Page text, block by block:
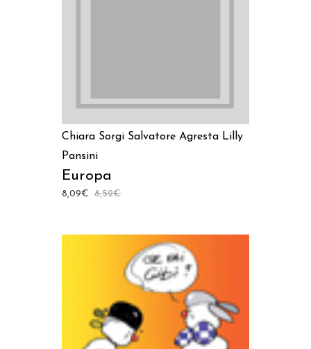
Chiara Sorgi Salvatore Agresta Lilly
Pansini
Europa
8,52€
8,09€